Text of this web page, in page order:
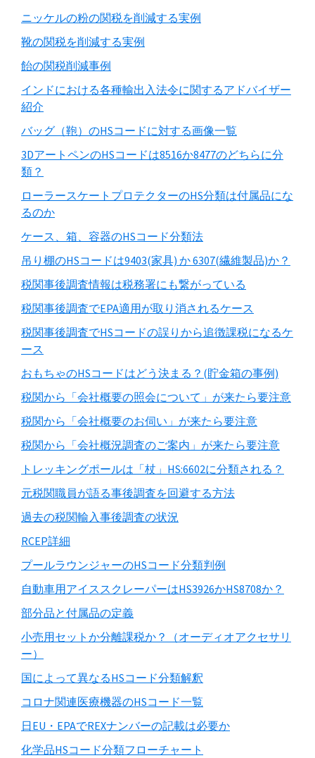
ニッケルの粉の関税を削減する実例
靴の関税を削減する実例
飴の関税削減事例
インドにおける各種輸出入法令に関するアドバイザー
紹介
バッグ（鞄）のHSコードに対する画像一覧
3DアートペンのHSコードは8516か8477のどちらに分
類？
ローラースケートプロテクターのHS分類は付属品にな
るのか
ケース、箱、容器のHSコード分類法
吊り棚のHSコードは9403(家具) か 6307(繊維製品)か？
税関事後調査情報は税務署にも繋がっている
税関事後調査でEPA適用が取り消されるケース
税関事後調査でHSコードの誤りから追徴課税になるケ
ース
おもちゃのHSコードはどう決まる？(貯金箱の事例)
税関から「会社概要の照会について」が来たら要注意
税関から「会社概要のお伺い」が来たら要注意
税関から「会社概況調査のご案内」が来たら要注意
トレッキングポールは「杖」HS:6602に分類される？
元税関職員が語る事後調査を回避する方法
過去の税関輸入事後調査の状況
RCEP詳細
プールラウンジャーのHSコード分類判例
自動車用アイススクレーパーはHS3926かHS8708か？
部分品と付属品の定義
小売用セットか分離課税か？（オーディオアクセサリ
ー）
国によって異なるHSコード分類解釈
コロナ関連医療機器のHSコード一覧
日EU・EPAでREXナンバーの記載は必要か
化学品HSコード分類フローチャート